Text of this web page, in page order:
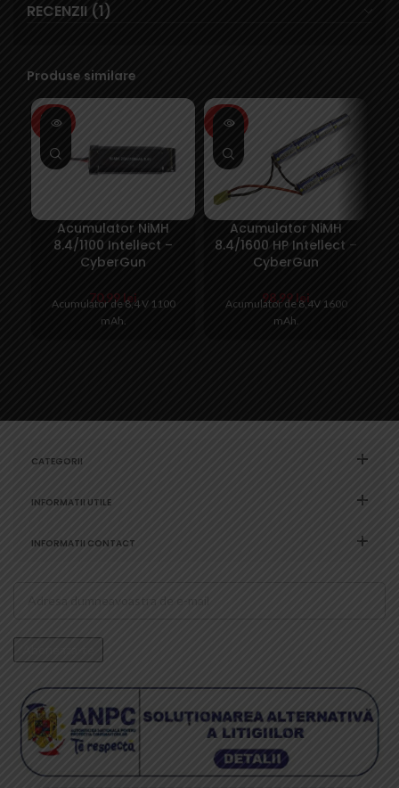
RECENZII (1)
Produse similare
SOLD
OUT
Acumulator NiMH
8.4/1100 Intellect –
CyberGun
70,99 lei
Acumulator de 8,4 V 1100
mAh.
SOLD
OUT
Acumulator NiMH
8.4/1600 HP Intellect –
CyberGun
98,99 lei
Acumulator de 8,4V 1600
mAh.
CATEGORII
INFORMATII UTILE
INFORMATII CONTACT